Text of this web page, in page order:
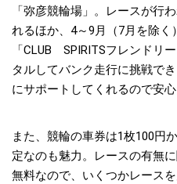
「弥彦競輪場」。レースが行
れるほか、4～9月（7月を除く
「CLUB SPIRITSフレンドリ
タルしてバンク走行に挑戦で
にサポートしてくれるので安心
また、競輪の車券は1枚100円
定なのも魅力。レースの有無
無料なので、いくつかレース